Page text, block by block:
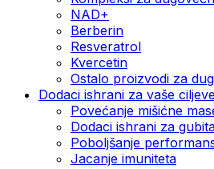
NAD+
Berberin
Resveratrol
Kvercetin
Ostalo proizvodi za
Dodaci ishrani za vaše
Povećanje mišićne
Dodaci ishrani za
Poboljšanje
Jacanje imuniteta